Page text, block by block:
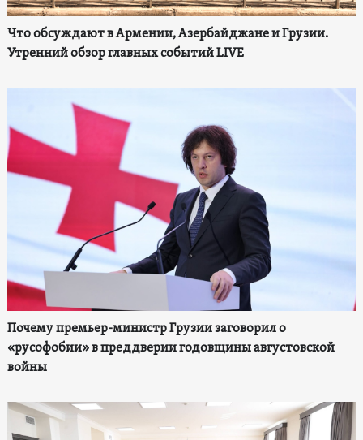
Что обсуждают в Армении, Азербайджане и Грузии.
Утренний обзор главных событий LIVE
Почему премьер-министр Грузии заговорил о
«русофобии» в преддверии годовщины августовской
войны